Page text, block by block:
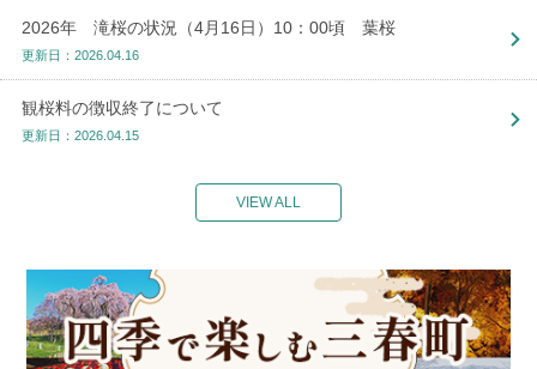
2026年 滝桜の状況（4月16日）10：00頃 葉桜
更新日：2026.04.16
観桜料の徴収終了について
更新日：2026.04.15
VIEW ALL